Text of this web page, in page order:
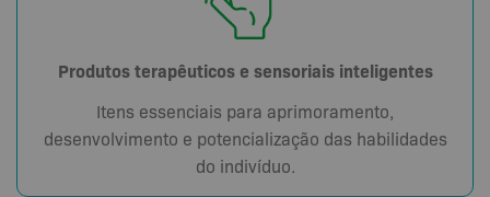
Produtos terapêuticos e sensoriais inteligentes
Itens essenciais para aprimoramento,
desenvolvimento e potencialização das habilidades
do indivíduo.